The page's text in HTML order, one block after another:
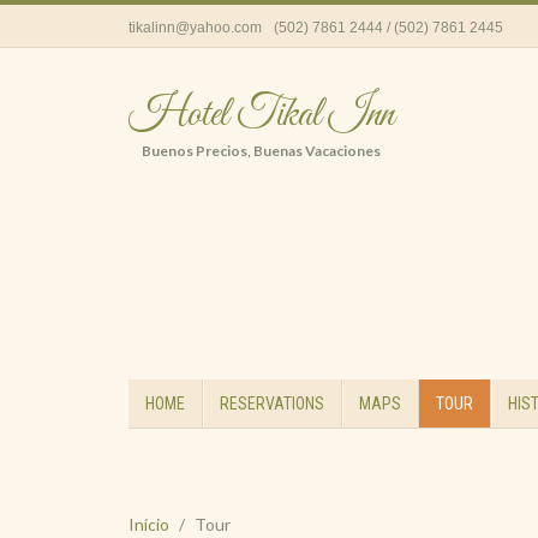
tikalinn@yahoo.com (502) 7861 2444 / (502) 7861 2445
Hotel Tikal Inn
Buenos Precios, Buenas Vacaciones
HOME RESERVATIONS MAPS TOUR
Inicio Tour